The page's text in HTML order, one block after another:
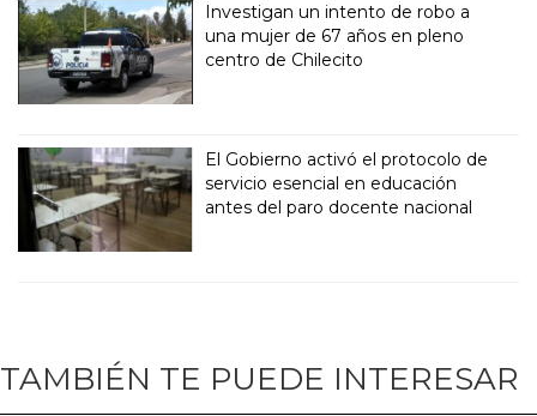
Investigan un intento de robo a
una mujer de 67 años en pleno
centro de Chilecito
El Gobierno activó el protocolo de
servicio esencial en educación
antes del paro docente nacional
TAMBIÉN TE PUEDE INTERESAR